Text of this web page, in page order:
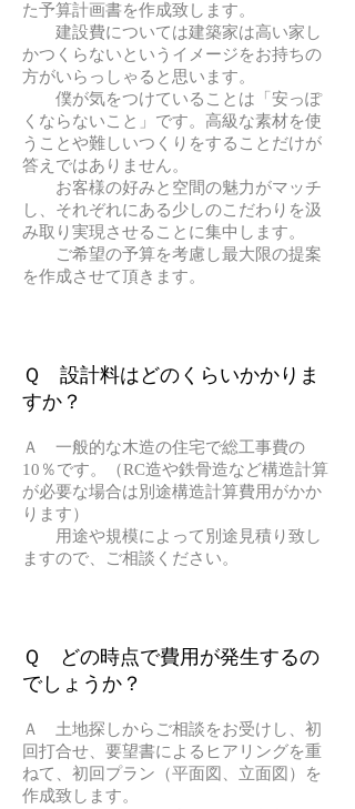
た予算計画書を作成致します。
建設費については建築家は高い家し
かつくらないというイメージをお持ちの
方がいらっしゃると思います。
僕が気をつけていることは「安っぽ
くならないこと」です。高級な素材を使
うことや難しいつくりをすることだけが
答えではありません。
お客様の好みと空間の魅力がマッチ
し、それぞれにある少しのこだわりを汲
み取り実現させることに集中します。
ご希望の予算を考慮し最大限の提案
を作成させて頂きます。
Ｑ 設計料はどのくらいかかりま
すか？
Ａ 一般的な木造の住宅で総工事費の
10％です。（RC造や鉄骨造など構造計算
が必要な場合は別途構造計算費用がかか
ります）
用途や規模によって別途見積り致し
ますので、ご相談ください。
Ｑ どの時点で費用が発生するの
でしょうか？
Ａ 土地探しからご相談をお受けし、初
回打合せ、要望書によるヒアリングを重
ねて、初回プラン（平面図、立面図）を
作成致します。